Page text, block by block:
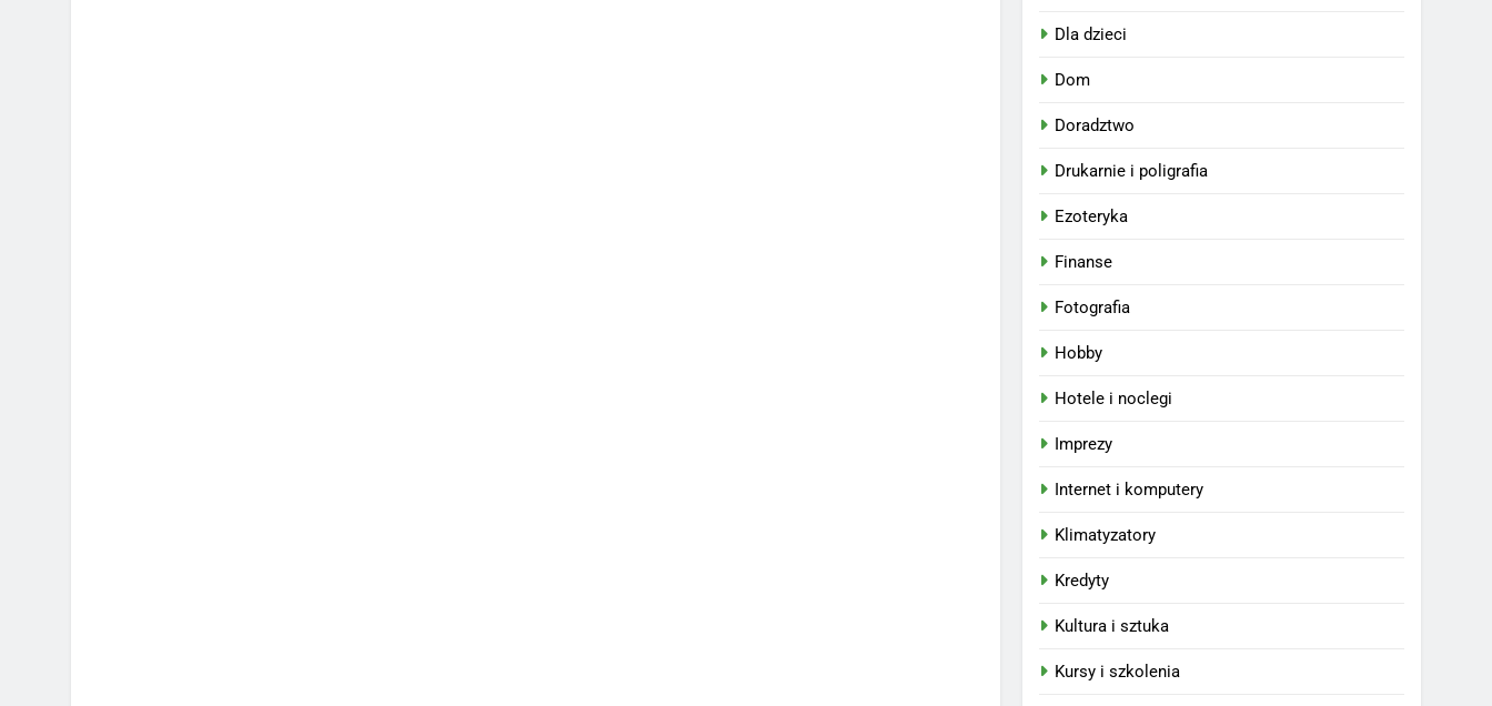
Dla dzieci
Dom
Doradztwo
Drukarnie i poligrafia
Ezoteryka
Finanse
Fotografia
Hobby
Hotele i noclegi
Imprezy
Internet i komputery
Klimatyzatory
Kredyty
Kultura i sztuka
Kursy i szkolenia